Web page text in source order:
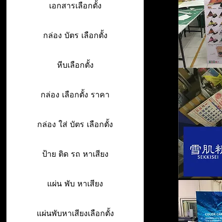
เอกสารเลือกตั้ง
กล่อง บัตร เลือกตั้ง
หีบเลือกตั้ง
กล่อง เลือกตั้ง ราคา
กล่อง ใส่ บัตร เลือกตั้ง
ป้าย ติด รถ หาเสียง
แผ่น พับ หาเสียง
แผ่นพับหาเสียงเลือกตั้ง